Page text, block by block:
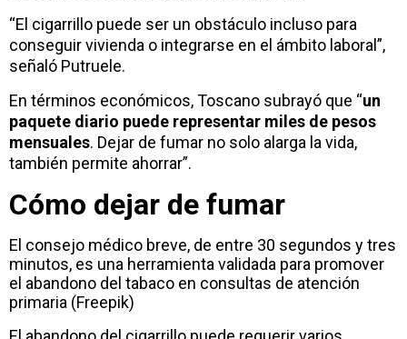
“El cigarrillo puede ser un obstáculo incluso para
conseguir vivienda o integrarse en el ámbito laboral”,
señaló Putruele.
En términos económicos, Toscano subrayó que “un
paquete diario puede representar miles de pesos
mensuales. Dejar de fumar no solo alarga la vida,
también permite ahorrar”.
Cómo dejar de fumar
El consejo médico breve, de entre 30 segundos y tres
minutos, es una herramienta validada para promover
el abandono del tabaco en consultas de atención
primaria (Freepik)